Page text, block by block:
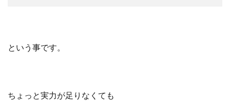
という事です。
ちょっと実力が足りなくても